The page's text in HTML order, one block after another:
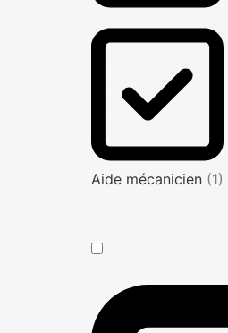
Aide mécanicien (1)